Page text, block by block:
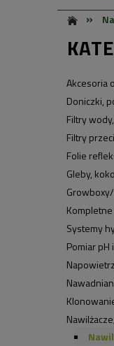
»
Akcesoria
Doniczki,
Filtry
Filtry
Folie
Gleby,
Systemy
Pomiar pH